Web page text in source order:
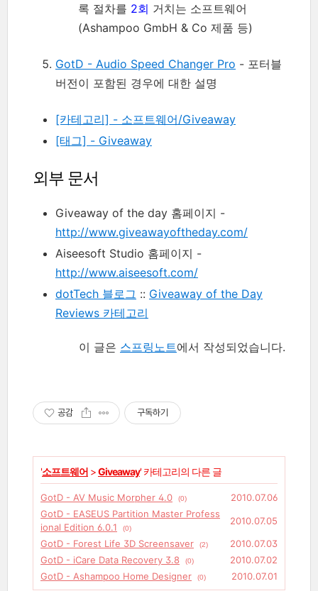
록 절차를 2회 거치는 소프트웨어
(Ashampoo GmbH & Co 제품 등)
GotD - Audio Speed Changer Pro - 포터블
버전이 포함된 경우에 대한 설명
[카테고리] - 소프트웨어/Giveaway
[태그] - Giveaway
외부 문서
Giveaway of the day 홈페이지 -
http://www.giveawayoftheday.com/
Aiseesoft Studio 홈페이지 -
http://www.aiseesoft.com/
dotTech 블로그 :: Giveaway of the Day
Reviews 카테고리
이 글은 스프링노트에서 작성되었습니다.
공감 구독하기
'소프트웨어 >Giveaway' 카테고리의 다른 글
GotD - AV Music Morpher 4.0 (0)
2010.07.06
GotD - EASEUS Partition Master Profess
ional Edition 6.0.1
(0)
2010.07.05
GotD - Forest Life 3D Screensaver
(2)
2010.07.03
GotD - iCare Data Recovery 3.8
(0)
2010.07.02
GotD - Ashampoo Home Designer
(0) 2010.07.01